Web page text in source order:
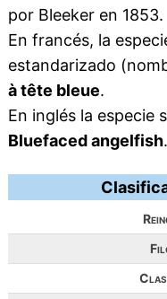
por Bleeker en 1853.
En francés, la
estandarizado
à tête bleue.
En inglés la especie
Bluefaced angelfish.